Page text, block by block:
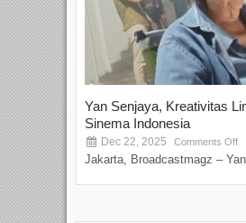
Yan Senjaya, Kreativitas
Sinema Indonesia
Dec 22, 2025 Comments Off
Jakarta, Broadcastmagz – Yan